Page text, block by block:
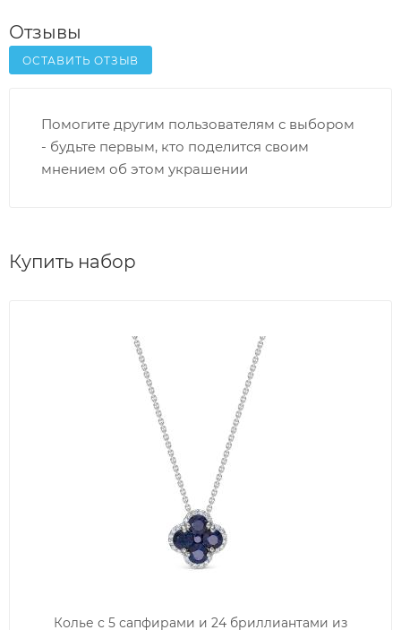
Отзывы
ОСТАВИТЬ ОТЗЫВ
Помогите другим пользователям с выбором
- будьте первым, кто поделится своим
мнением об этом украшении
Купить набор
Колье с 5 сапфирами и 24 бриллиантами из